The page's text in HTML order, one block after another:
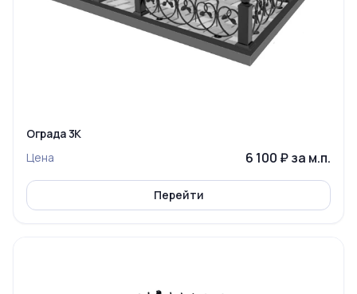
Ограда 3К
Цена
6 100 ₽ за м.п.
Перейти